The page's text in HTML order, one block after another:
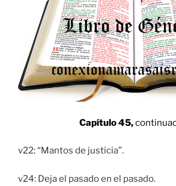
Capítulo 45,
v22: “Mantos de justicia”.
v24: Deja el pasado en el pasado.